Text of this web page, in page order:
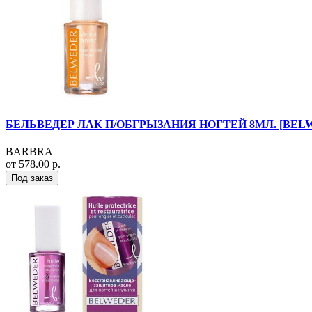
БЕЛЬВЕДЕР ЛАК П/ОБГРЫЗАНИЯ НОГТЕЙ 8МЛ.
BARBRA
от 578.00 р.
Под заказ